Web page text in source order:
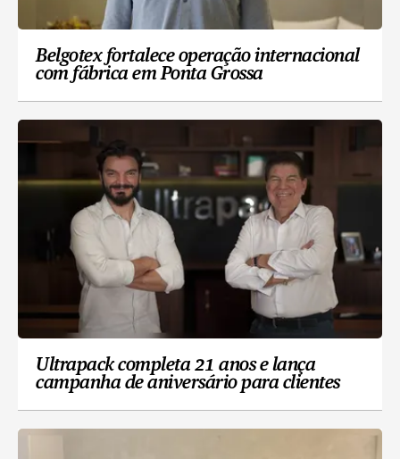
Belgotex fortalece operação internacional
com fábrica em Ponta Grossa
Ultrapack completa 21 anos e lança
campanha de aniversário para clientes